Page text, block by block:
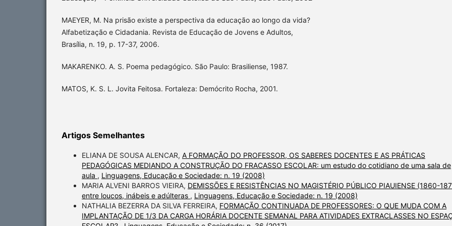
MAEYER, M. Na prisão existe a perspectiva da educação ao longo da vida?
Alfabetização e Cidadania. Revista de Educação de Jovens e Adultos,
Brasília, n. 19, p. 17-37, 2006.
MAKARENKO. A. S. Poema pedagógico. São Paulo: Brasiliense, 1987.
MATOS, K. S. L. Jovita Feitosa. Fortaleza: Demócrito Rocha, 2001.
Artigos Semelhantes
ELIANA DE SOUSA ALENCAR, A FORMAÇÃO DO PROFESSOR, OS SABERES DOCENTES E AS PRÁTICAS
PEDAGÓGICAS MEDIANDO A CONSTRUÇÃO DO FRACASSO ESCOLAR: um estudo do cotidiano de uma sala de
aula , Linguagens, Educação e Sociedade: n. 19 (2008)
MARIA ALVENI BARROS VIEIRA, DEMISSÕES E RESISTÊNCIAS NO MAGISTÉRIO PÚBLICO PIAUIENSE (1860-
entre loucos, inábeis e adúlteras , Linguagens, Educação e Sociedade: n. 19 (2008)
NATHALIA BEZERRA DA SILVA FERREIRA, FORMAÇÃO CONTINUADA DE PROFESSORES: O QUE MUDA COM A
IMPLANTAÇÃO DE 1/3 DA CARGA HORÁRIA DOCENTE SEMANAL PARA ATIVIDADES EXTRACLASSES NO